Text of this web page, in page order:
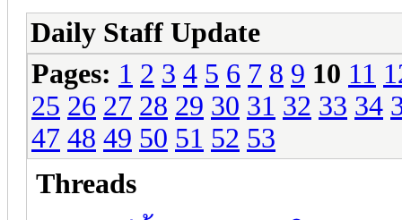
Daily Staff Update
Pages: 1 2 3 4 5 6 7 8 9 10 11
25 26 27 28 29 30 31 32 33 34
47 48 49 50 51 52 53
Threads